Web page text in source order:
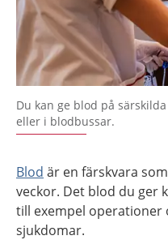
Du kan ge blod på
eller i blodbussar.
Blod är en färskvara
veckor. Det blod du ger
till exempel operationer
sjukdomar.